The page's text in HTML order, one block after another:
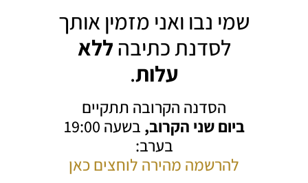
שמי נבו ואני מזמין אותך
לסדנת כתיבהללא
עלות.
הסדנה הקרובה תתקיים
ביום שני הקרוב,
בשעה 19:00
בערב:
להרשמה מהירה לוחצים כאן